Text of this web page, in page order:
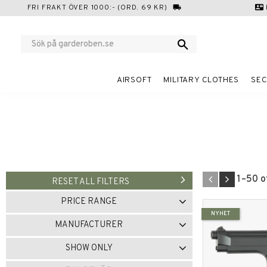
FRI FRAKT ÖVER 1000:- (ORD. 69 KR) local_shipping contact_mail
AIRSOFT MILITARY CLOTHES
RESET ALL FILTERS
PRICE RANGE
18 5 648
MANUFACTURER
ASG
180 ASP
HOME DEFENCE 24
1
SHOW ONLY
1–50
NYHET